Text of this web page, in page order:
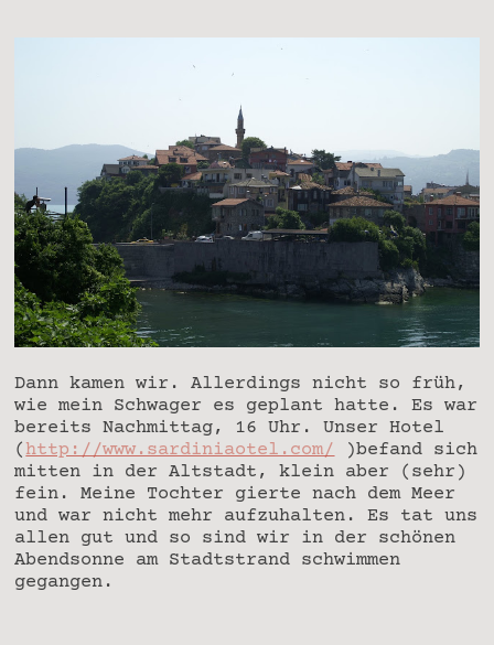
Dann kamen wir. Allerdings nicht so früh,
wie mein Schwager es geplant hatte. Es war
bereits Nachmittag, 16 Uhr. Unser Hotel
(http://www.sardiniaotel.com/ )befand sich
mitten in der Altstadt, klein aber (sehr)
fein. Meine Tochter gierte nach dem Meer
und war nicht mehr aufzuhalten. Es tat uns
allen gut und so sind wir in der schönen
Abendsonne am Stadtstrand schwimmen
gegangen.